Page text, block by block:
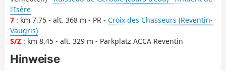
l'Isère
7 : km 7.75 - alt. 368 m - PR - Croix des Chasseurs (Reventin-
Vaugris)
S/Z : km 8.45 - alt. 329 m - Parkplatz ACCA Reventin
Hinweise